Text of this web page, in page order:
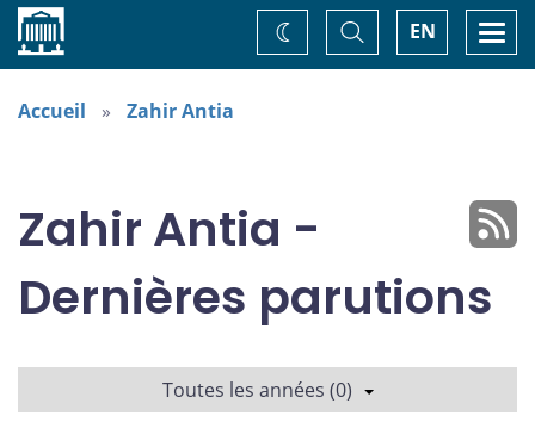
Accueil EN
Basculer
la
recherche
Changez
de
Accueil Zahir Antia
Zahir Antia -
Dernières parutions
Toutes les années (0)